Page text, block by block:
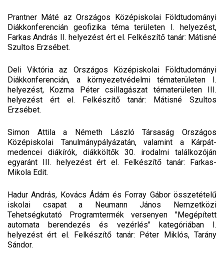
Prantner Máté az Országos Középiskolai Földtudományi
Diákkonferencián geofizika téma területen I. helyezést,
Farkas András II. helyezést ért el. Felkészítő tanár: Mátisné
Szultos Erzsébet.
Deli Viktória az Országos Középiskolai Földtudományi
Diákkonferencián, a környezetvédelmi tématerületen I.
helyezést, Kozma Péter csillagászat tématerületen III.
helyezést ért el. Felkészítő tanár: Mátisné Szultos
Erzsébet.
Simon Attila a Németh László Társaság Országos
Középiskolai Tanulmánypályázatán, valamint a Kárpát-
medencei diákírók, diákköltők 30. irodalmi találkozóján
egyaránt III. helyezést ért el. Felkészítő tanár: Farkas-
Mikola Edit.
Hadur András, Kovács Ádám és Forray Gábor összetételű
iskolai csapat a Neumann János Nemzetközi
Tehetségkutató Programtermék versenyen "Megépített
automata berendezés és vezérlés" kategóriában I.
helyezést ért el. Felkészítő tanár: Péter Miklós, Tarány
Sándor.